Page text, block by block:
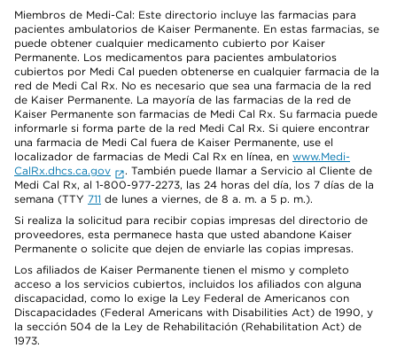
Miembros de Medi-Cal: Este directorio incluye las farmacias para
pacientes ambulatorios de Kaiser Permanente. En estas farmacias, se
puede obtener cualquier medicamento cubierto por Kaiser
Permanente. Los medicamentos para pacientes ambulatorios
cubiertos por Medi Cal pueden obtenerse en cualquier farmacia de la
red de Medi Cal Rx. No es necesario que sea una farmacia de la red
de Kaiser Permanente. La mayoría de las farmacias de la red de
Kaiser Permanente son farmacias de Medi Cal Rx. Su farmacia puede
informarle si forma parte de la red Medi Cal Rx. Si quiere encontrar
una farmacia de Medi Cal fuera de Kaiser Permanente, use el
localizador de farmacias de Medi Cal Rx en línea, en www.Medi-
CalRx.dhcs.ca.gov
. También puede llamar a Servicio al Cliente de
Medi Cal Rx, al 1-800-977-2273, las 24 horas del día, los 7 días de la
semana (TTY 711 de lunes a viernes, de 8 a. m. a 5 p. m.).
Si realiza la solicitud para recibir copias impresas del directorio de
proveedores, esta permanece hasta que usted abandone Kaiser
Permanente o solicite que dejen de enviarle las copias impresas.
Los afiliados de Kaiser Permanente tienen el mismo y completo
acceso a los servicios cubiertos, incluidos los afiliados con alguna
discapacidad, como lo exige la Ley Federal de Americanos con
Discapacidades (Federal Americans with Disabilities Act) de 1990, y
la sección 504 de la Ley de Rehabilitación (Rehabilitation Act) de
1973.